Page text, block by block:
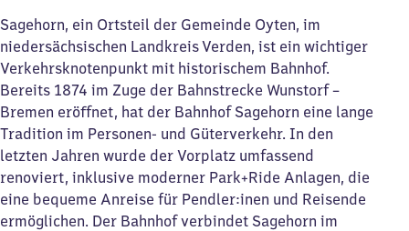
Sagehorn, ein Ortsteil der Gemeinde Oyten, im
niedersächsischen Landkreis Verden, ist ein wichtiger
Verkehrsknotenpunkt mit historischem Bahnhof.
Bereits 1874 im Zuge der Bahnstrecke Wunstorf –
Bremen eröffnet, hat der Bahnhof Sagehorn eine lange
Tradition im Personen- und Güterverkehr. In den
letzten Jahren wurde der Vorplatz umfassend
renoviert, inklusive moderner Park+Ride Anlagen, die
eine bequeme Anreise für Pendler:inen und Reisende
ermöglichen. Der Bahnhof verbindet Sagehorn im